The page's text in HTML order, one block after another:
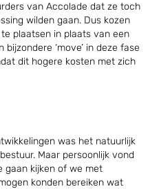
van Accolade dat ze toch
wilden gaan. Dus kozen
plaatsen in plaats van een
‘move’ in deze fase
dit hogere kosten met zich
was het natuurlijk
Maar persoonlijk vond
gaan kijken of we met
konden bereiken wat